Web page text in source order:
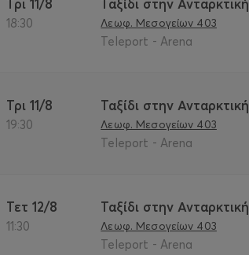
Τρι 11/8
18:30
Ταξίδι στην Ανταρκτική
Λεωφ. Μεσογείων 403
Teleport - Arena
Τρι 11/8
19:30
Ταξίδι στην Ανταρκτική
Λεωφ. Μεσογείων 403
Teleport - Arena
Τετ 12/8
11:30
Ταξίδι στην Ανταρκτική
Λεωφ. Μεσογείων 403
Teleport - Arena